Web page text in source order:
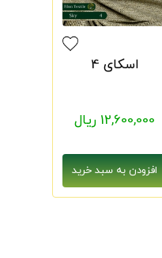
اسکای 4
12,600,000 ریال